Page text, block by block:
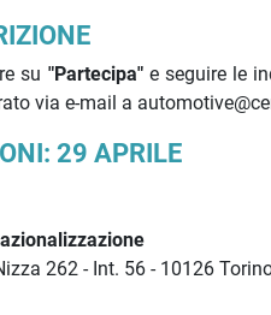
su "Partecipa"e seguire le
via e-mail a
29 APRILE
262 - Int. 56 - 10126